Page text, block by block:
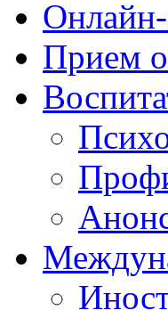
Онлайн-
Прием